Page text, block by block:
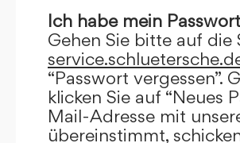
Ich habe mein
Gehen Sie bitte auf die
“Passwort vergessen”.
klicken Sie auf “Neues
Mail-Adresse mit
übereinstimmt,